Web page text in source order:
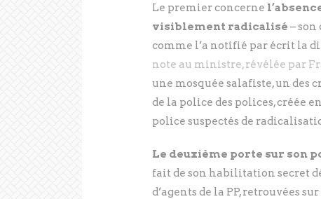
Le premier concerne
visiblement radicalisé –
comme l’a notifié par écrit la
note au ministre, révélée par
une mosquée salafiste, un des
de la police des polices, créée
police suspectés de
Le deuxième porte sur son
fait de son habilitation secret
d’agents de la PP, retrouvées